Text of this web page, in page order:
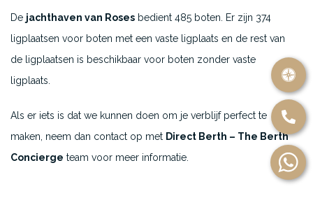
De jachthaven van Roses bedient 485 boten. Er zijn 374
ligplaatsen voor boten met een vaste ligplaats en de rest van
de ligplaatsen is beschikbaar voor boten zonder vaste
ligplaats.
Als er iets is dat we kunnen doen om je verblijf perfect te
maken, neem dan contact op met Direct Berth – The Berth
Concierge team voor meer informatie.